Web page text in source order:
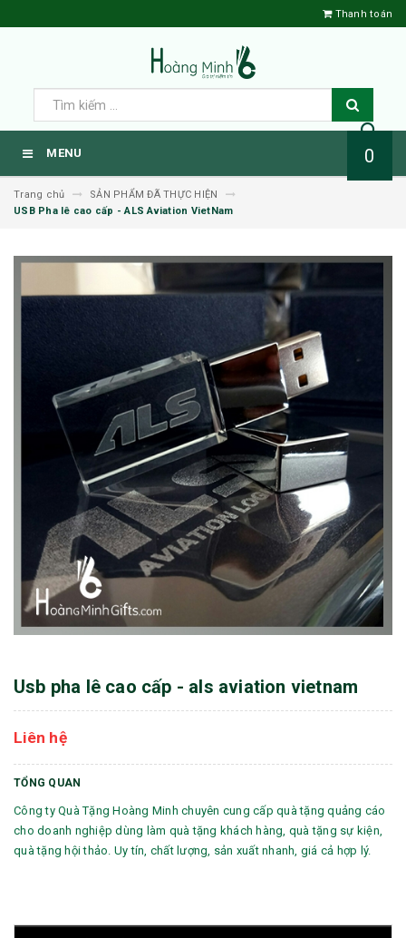
Thanh toán
MENU 0
Trang chủ
SẢN PHẨM ĐÃ THỰC HIỆN
USB Pha lê cao cấp - ALS Aviation VietNam
Usb pha lê cao cấp - als aviation vietnam
Liên hệ
TỔNG QUAN
Công ty Quà Tặng Hoàng Minh chuyên cung cấp quà tặng quảng cáo
cho doanh nghiệp dùng làm quà tặng khách hàng, quà tặng sự kiện,
quà tặng hội thảo. Uy tín, chất lượng, sản xuất nhanh, giá cả hợp lý.